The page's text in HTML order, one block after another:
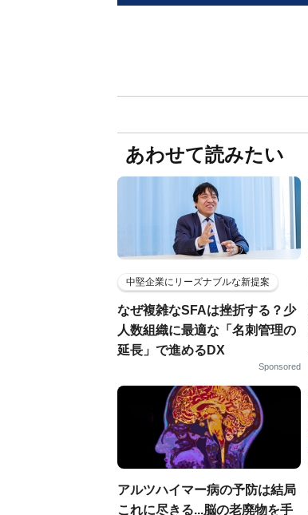
あわせて読みたい
中堅企業にリーズナブルな新提案
なぜ複雑なSFAは挫折する？少
人数組織に最適な「名刺管理の
延長」で進めるDX
Sponsored
アルツハイマー病の予防は結局
これに尽きる...脳の老廃物を手